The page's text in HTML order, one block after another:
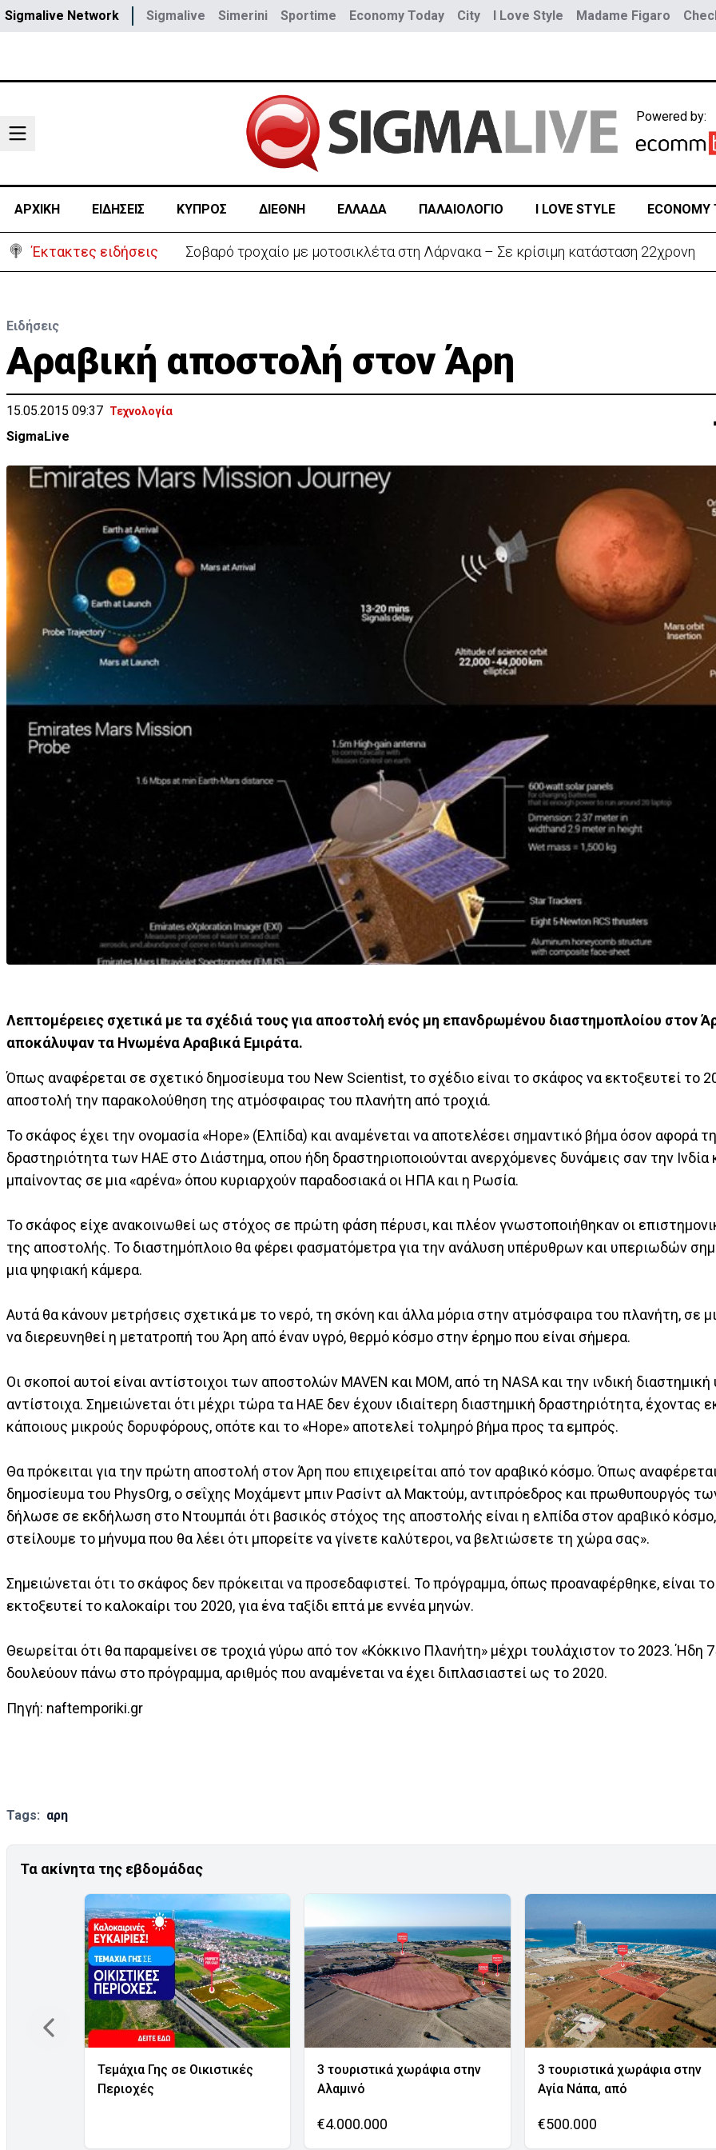
Sigmalive Network Sigmalive Simerini Sportime Economy Today City I Love Style Madame Figaro
Powered by:
ΑΡΧΙΚΗ ΕΙΔΗΣΕΙΣ ΚΥΠΡΟΣ ΔΙΕΘΝΗ ΕΛΛΑΔΑ ΠΑΛΑΙΟΛΟΓΙΟ I LOVE STYLE ECONOMY
Έκτακτες ειδήσεις Σοβαρό τροχαίο με μοτοσικλέτα στη Λάρνακα – Σε κρίσιμη κατάσταση 22χρονη
Ειδήσεις
Αραβική αποστολή στον Άρη
15.05.2015 09:37 Τεχνολογία
SigmaLive
Λεπτομέρειες σχετικά με τα σχέδιά τους για αποστολή ενός μη επανδρωμένου διαστημοπλοίου στον
αποκάλυψαν τα Ηνωμένα Αραβικά Εμιράτα.
Όπως αναφέρεται σε σχετικό δημοσίευμα του New Scientist, το σχέδιο είναι το σκάφος να εκτοξευτεί το
αποστολή την παρακολούθηση της ατμόσφαιρας του πλανήτη από τροχιά.
Το σκάφος έχει την ονομασία «Hope» (Ελπίδα) και αναμένεται να αποτελέσει σημαντικό βήμα όσον αφορά
δραστηριότητα των ΗΑΕ στο Διάστημα, οπου ήδη δραστηριοποιούνται ανερχόμενες δυνάμεις σαν την Ινδία
μπαίνοντας σε μια «αρένα» όπου κυριαρχούν παραδοσιακά οι ΗΠΑ και η Ρωσία.
Το σκάφος είχε ανακοινωθεί ως στόχος σε πρώτη φάση πέρυσι, και πλέον γνωστοποιήθηκαν οι
της αποστολής. Το διαστημόπλοιο θα φέρει φασματόμετρα για την ανάλυση υπέρυθρων και υπεριωδών
μια ψηφιακή κάμερα.
Αυτά θα κάνουν μετρήσεις σχετικά με το νερό, τη σκόνη και άλλα μόρια στην ατμόσφαιρα του πλανήτη, σε
να διερευνηθεί η μετατροπή του Άρη από έναν υγρό, θερμό κόσμο στην έρημο που είναι σήμερα.
Οι σκοποί αυτοί είναι αντίστοιχοι των αποστολών MAVEN και ΜΟΜ, από τη NASA και την ινδική
αντίστοιχα. Σημειώνεται ότι μέχρι τώρα τα ΗΑΕ δεν έχουν ιδιαίτερη διαστημική δραστηριότητα, έχοντας
κάποιους μικρούς δορυφόρους, οπότε και το «Hope» αποτελεί τολμηρό βήμα προς τα εμπρός.
Θα πρόκειται για την πρώτη αποστολή στον Άρη που επιχειρείται από τον αραβικό κόσμο. Όπως
δημοσίευμα του PhysOrg, ο σεΐχης Μοχάμεντ μπιν Ρασίντ αλ Μακτούμ, αντιπρόεδρος και πρωθυπουργός
δήλωσε σε εκδήλωση στο Ντουμπάι ότι βασικός στόχος της αποστολής είναι η ελπίδα στον αραβικό
στείλουμε το μήνυμα που θα λέει ότι μπορείτε να γίνετε καλύτεροι, να βελτιώσετε τη χώρα σας».
Σημειώνεται ότι το σκάφος δεν πρόκειται να προσεδαφιστεί. Το πρόγραμμα, όπως προαναφέρθηκε, είναι
εκτοξευτεί το καλοκαίρι του 2020, για ένα ταξίδι επτά με εννέα μηνών.
Θεωρείται ότι θα παραμείνει σε τροχιά γύρω από τον «Κόκκινο Πλανήτη» μέχρι τουλάχιστον το 2023. Ήδη
δουλεύουν πάνω στο πρόγραμμα, αριθμός που αναμένεται να έχει διπλασιαστεί ως το 2020.
Πηγή: naftemporiki.gr
Tags: αρη
Τα ακίνητα της εβδομάδας
Τεμάχια Γης σε Οικιστικές
Περιοχές
3 τουριστικά χωράφια στην
Αλαμινό
€4.000.000
3 τουριστικά χωράφια στην
Αγία Νάπα, από
€500.000